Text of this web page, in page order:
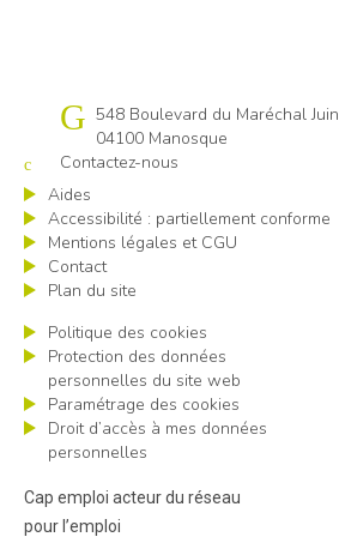
Cap emploi 04
548 Boulevard du Maréchal Juin
04100 Manosque
Contactez-nous
Aides
Accessibilité : partiellement conforme
Mentions légales et CGU
Contact
Plan du site
Politique des cookies
Protection des données
personnelles du site web
Paramétrage des cookies
Droit d’accès à mes données
personnelles
Cap emploi acteur du réseau
pour l’emploi